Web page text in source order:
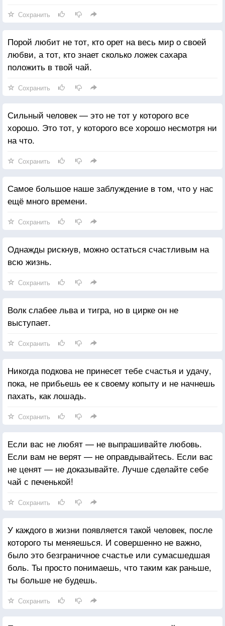
Сохранить
Порой любит не тот, кто орет на весь мир о своей
любви, а тот, кто знает сколько ложек сахара
положить в твой чай.
Сохранить
Сильный человек — это не тот у которого все
хорошо. Это тот, у которого все хорошо несмотря ни
на что.
Сохранить
Самое большое наше заблуждение в том, что у нас
ещё много времени.
Сохранить
Однажды рискнув, можно остаться счастливым на
всю жизнь.
Сохранить
Волк слабее льва и тигра, но в цирке он не
выступает.
Сохранить
Никогда подкова не принесет тебе счастья и удачу,
пока, не прибьешь ее к своему копыту и не начнешь
пахать, как лошадь.
Сохранить
Если вас не любят — не выпрашивайте любовь.
Если вам не верят — не оправдывайтесь. Если вас
не ценят — не доказывайте. Лучше сделайте себе
чай с печенькой!
Сохранить
У каждого в жизни появляется такой человек, после
которого ты меняешься. И совершенно не важно,
было это безграничное счастье или сумасшедшая
боль. Ты просто понимаешь, что таким как раньше,
ты больше не будешь.
Сохранить